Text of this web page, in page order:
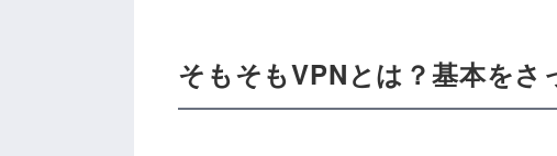
そもそもVPNとは？基本をさ